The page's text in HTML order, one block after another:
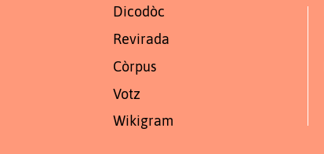
Dicodòc
Revirada
Còrpus
Votz
Wikigram